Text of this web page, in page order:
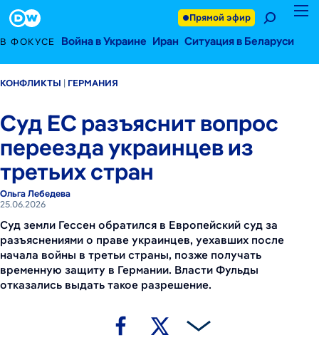
В ФОКУСЕ Война в Украине Иран Ситуация в Беларуси
Прямой эфир
КОНФЛИКТЫ ГЕРМАНИЯ
Суд ЕС разъяснит вопрос
переезда украинцев из
третьих стран
Ольга Лебедева
25.06.2026
Суд земли Гессен обратился в Европейский суд за
разъяснениями о праве украинцев, уехавших после
начала войны в третьи страны, позже получать
временную защиту в Германии. Власти Фульды
отказались выдать такое разрешение.
Footer